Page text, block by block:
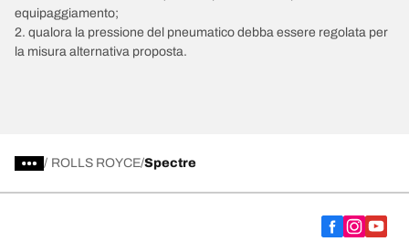
equipaggiamento;
2. qualora la pressione del pneumatico debba essere regolata per
la misura alternativa proposta.
/ ROLLS ROYCE Spectre